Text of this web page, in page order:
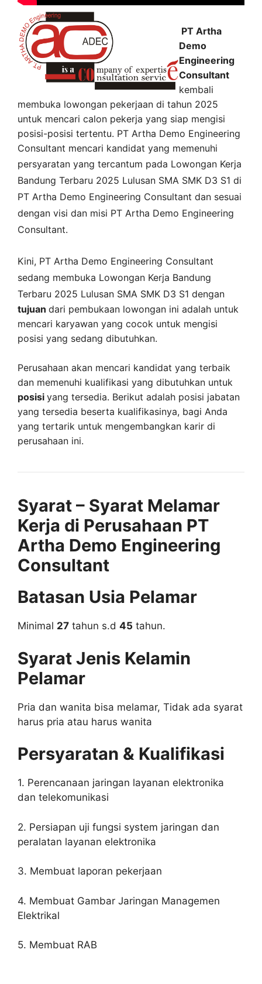
PT Artha
Demo
Engineering
Consultant
kembali
membuka lowongan pekerjaan di tahun 2025
untuk mencari calon pekerja yang siap mengisi
posisi-posisi tertentu. PT Artha Demo Engineering
Consultant mencari kandidat yang memenuhi
persyaratan yang tercantum pada Lowongan Kerja
Bandung Terbaru 2025 Lulusan SMA SMK D3 S1 di
PT Artha Demo Engineering Consultant dan sesuai
dengan visi dan misi PT Artha Demo Engineering
Consultant.
Kini, PT Artha Demo Engineering Consultant
sedang membuka Lowongan Kerja Bandung
Terbaru 2025 Lulusan SMA SMK D3 S1 dengan
tujuan dari pembukaan lowongan ini adalah untuk
mencari karyawan yang cocok untuk mengisi
posisi yang sedang dibutuhkan.
Perusahaan akan mencari kandidat yang terbaik
dan memenuhi kualifikasi yang dibutuhkan untuk
posisi yang tersedia. Berikut adalah posisi jabatan
yang tersedia beserta kualifikasinya, bagi Anda
yang tertarik untuk mengembangkan karir di
perusahaan ini.
Syarat – Syarat Melamar
Kerja di Perusahaan PT
Artha Demo Engineering
Consultant
Batasan Usia Pelamar
Minimal 27 tahun s.d 45 tahun.
Syarat Jenis Kelamin
Pelamar
Pria dan wanita bisa melamar, Tidak ada syarat
harus pria atau harus wanita
Persyaratan & Kualifikasi
1. Perencanaan jaringan layanan elektronika
dan telekomunikasi
2. Persiapan uji fungsi system jaringan dan
peralatan layanan elektronika
3. Membuat laporan pekerjaan
4. Membuat Gambar Jaringan Managemen
Elektrikal
5. Membuat RAB